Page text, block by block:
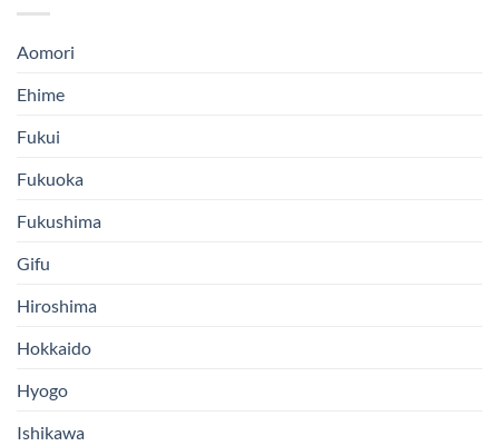
Aomori
Ehime
Fukui
Fukuoka
Fukushima
Gifu
Hiroshima
Hokkaido
Hyogo
Ishikawa